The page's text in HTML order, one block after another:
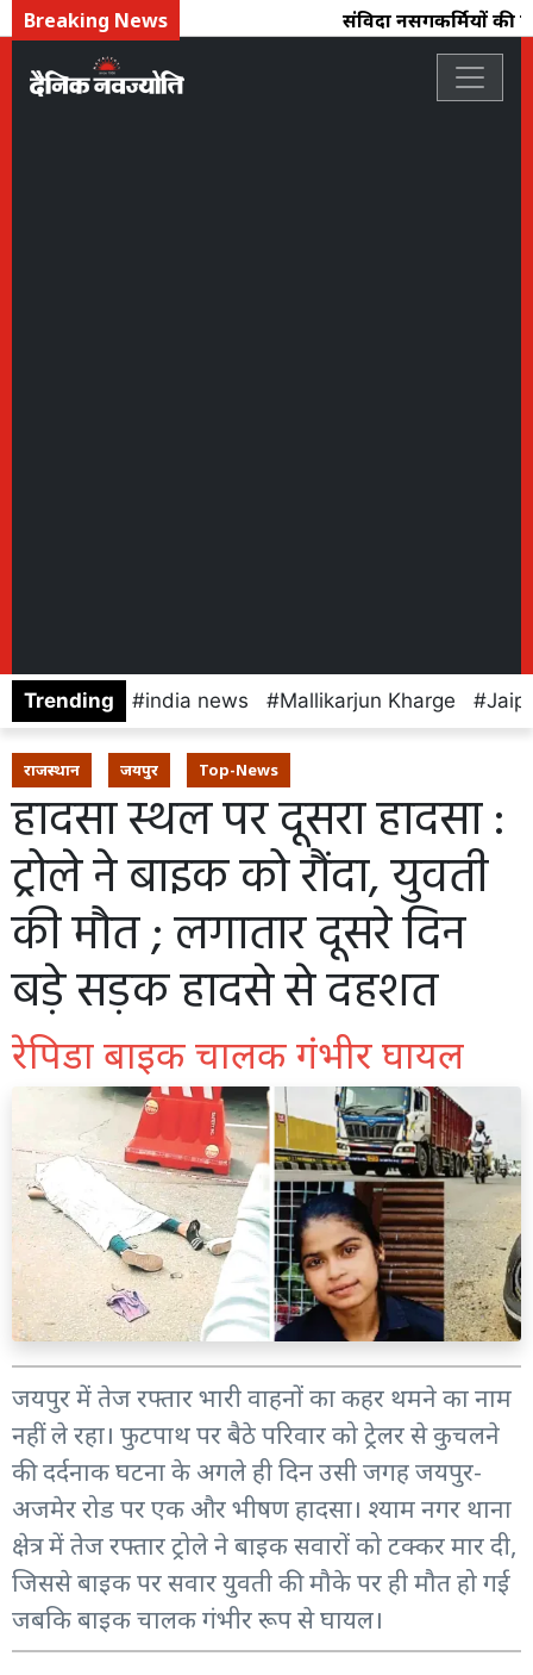
Breaking News संविदा नर्सिंगकर्मियों
Trending india news Mallikarjun Kharge
राजस्थान जयपुर Top-News
हादसा स्थल पर दूसरा हादसा :
ट्रोले ने बाइक को रौंदा, युवती
की मौत ; लगातार दूसरे दिन
बड़े सड़क हादसे से दहशत
रेपिडा बाइक चालक गंभीर घायल
जयपुर में तेज रफ्तार भारी वाहनों का कहर थमने का नाम
नहीं ले रहा। फुटपाथ पर बैठे परिवार को ट्रेलर से कुचलने
की दर्दनाक घटना के अगले ही दिन उसी जगह जयपुर-
अजमेर रोड पर एक और भीषण हादसा। श्याम नगर थाना
क्षेत्र में तेज रफ्तार ट्रोले ने बाइक सवारों को टक्कर मार दी,
जिससे बाइक पर सवार युवती की मौके पर ही मौत हो गई
जबकि बाइक चालक गंभीर रूप से घायल।